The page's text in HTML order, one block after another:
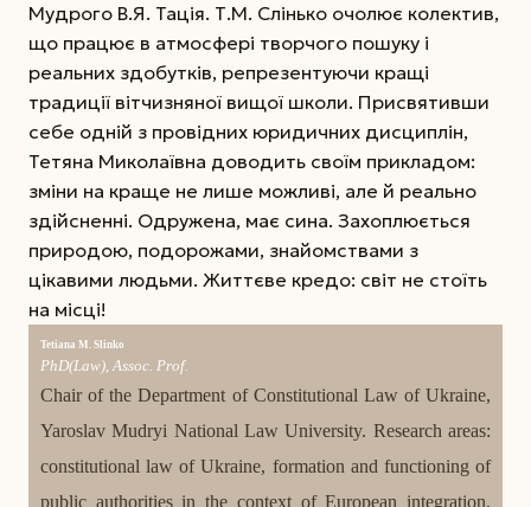
Мудрого В.Я. Тація. Т.М. Слінько очолює колектив,
що працює в атмосфері творчого пошуку і
реальних здобутків, репрезен­тую­чи кращі
традиції вітчизняної вищої школи. Присвятивши
себе одній з провідних юридичних дисциплін,
Тетяна Миколаївна доводить своїм прикладом:
зміни на краще не лише можливі, але й реально
здійсненні. Одружена, має сина. Захоплюється
природою, подорожами, знайомствами з
цікавими людьми. Життєве кредо: cвіт не стоїть
на місці!
Tetiana M. Slinko
PhD(Law), Assoc. Prof.
Chair of the Department of Constitutional Law of Ukraine,
Yaroslav Mudryi National Law University. Research areas:
constitutional law of Ukraine, formation and functioning of
public authorities in the context of European integration,